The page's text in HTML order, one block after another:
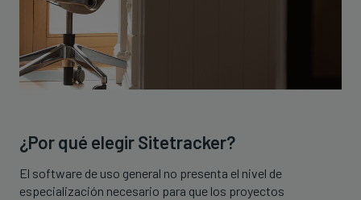
¿Por qué elegir Sitetracker?
El software de uso general no presenta el nivel de
especialización necesario para que los proyectos